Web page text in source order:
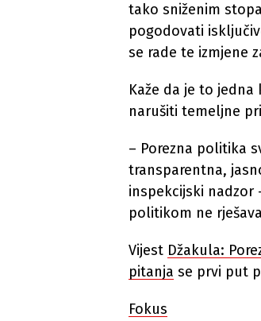
tako sniženim
pogodovati
se rade te izmjene
Kaže da je to
narušiti temeljne
– Porezna politika
transparentna,
inspekcijski nadzor
politikom ne
Vijest Džakula:
pitanja se prvi put
Fokus